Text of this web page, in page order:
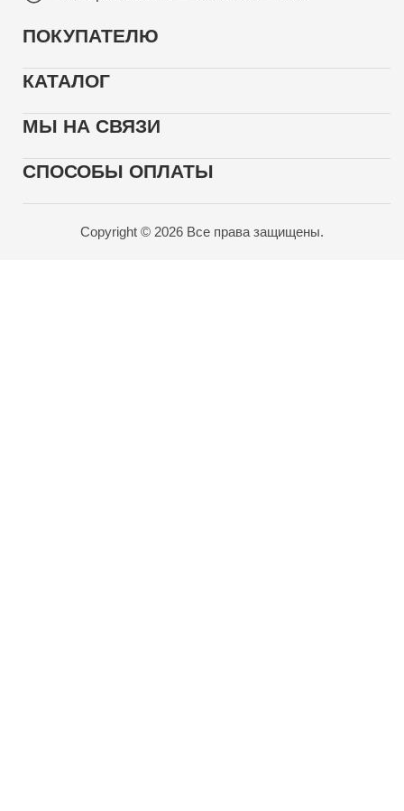
ПОКУПАТЕЛЮ
КАТАЛОГ
МЫ НА СВЯЗИ
СПОСОБЫ ОПЛАТЫ
Copyright © 2026 Все права защищены.